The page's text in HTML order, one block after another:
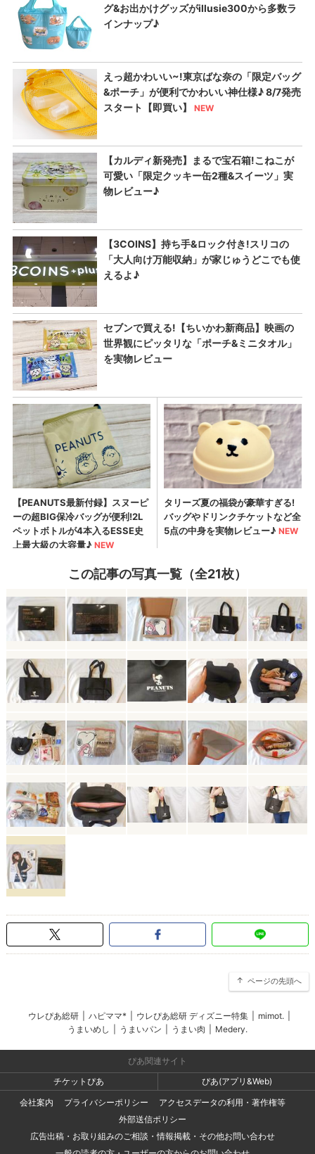
この記事の写真一覧（全21枚）
ページの先頭へ
ウレぴあ総研 ハピママ* ウレぴあ総研 ディズニー特集 mimot.
うまいめし
うまいパン うまい肉 Medery.
ぴあ関連サイト
チケットぴあ
ぴあ(アプリ&Web)
会社案内
プライバシーポリシー
アクセスデータの利用・著作権等
外部送信ポリシー
広告出稿・お取り組みのご相談・情報掲載・その他お問い合わせ